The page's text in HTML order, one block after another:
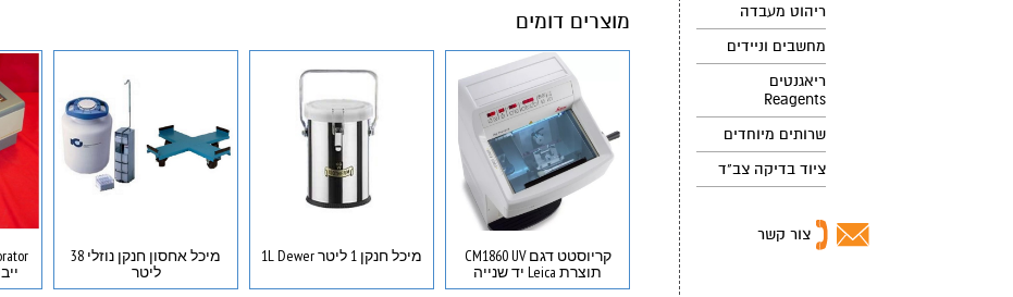
ריהוט מעבדה
מחשבים וניידים
ריאגנטים
Reagents
שרותים מיוחדים
ציוד בדיקה צב"ד
צור קשר
מוצרים דומים
קריוסטט דגם CM1860 UV
תוצרת Leica יד שנייה
מיכל חנקן 1 ליטר 1L Dewer
מיכל אחסון חנקן נוזלי 38
ליטר